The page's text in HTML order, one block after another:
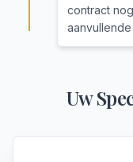
contract
Uw